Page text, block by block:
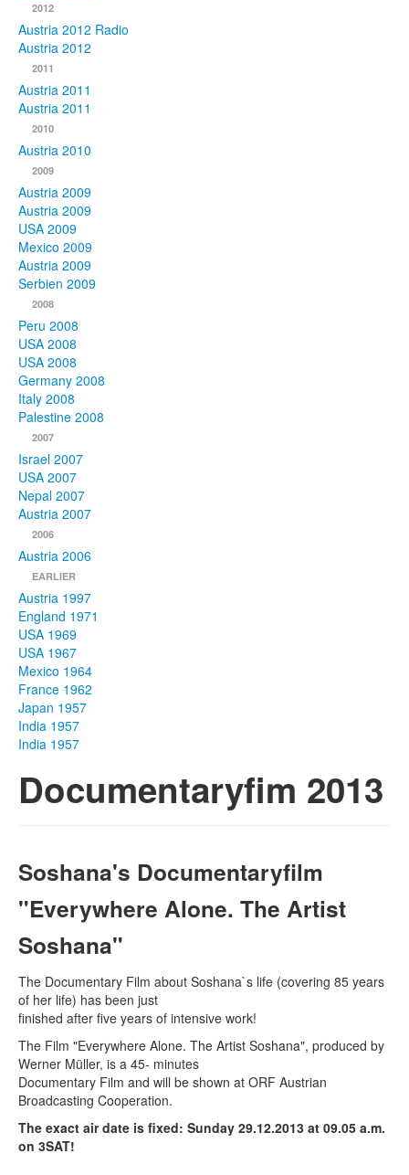
2012
Austria 2012 Radio
Austria 2012
2011
Austria 2011
Austria 2011
2010
Austria 2010
2009
Austria 2009
Austria 2009
USA 2009
Mexico 2009
Austria 2009
Serbien 2009
2008
Peru 2008
USA 2008
USA 2008
Germany 2008
Italy 2008
Palestine 2008
2007
Israel 2007
USA 2007
Nepal 2007
Austria 2007
2006
Austria 2006
EARLIER
Austria 1997
England 1971
USA 1969
USA 1967
Mexico 1964
France 1962
Japan 1957
India 1957
India 1957
Documentaryfim 2013
Soshana's Documentaryfilm
"Everywhere Alone. The Artist
Soshana"
The Documentary Film about Soshana`s life (covering 85 years
of her life) has been just
finished after five years of intensive work!
The Film "Everywhere Alone. The Artist Soshana", produced by
Werner Müller, is a 45- minutes
Documentary Film and will be shown at ORF Austrian
Broadcasting Cooperation.
The exact air date is fixed: Sunday 29.12.2013 at 09.05 a.m.
on 3SAT!